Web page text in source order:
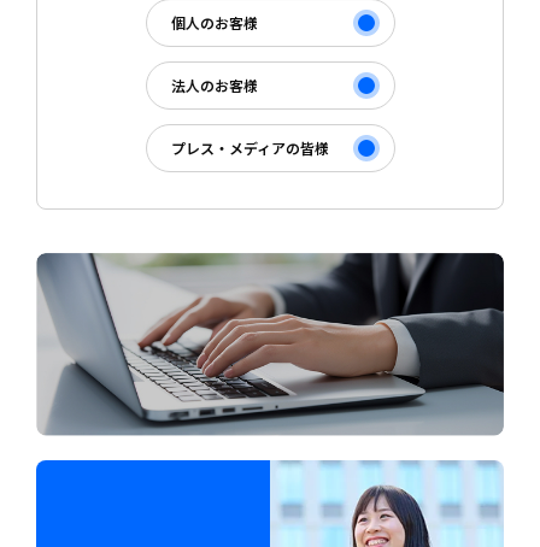
Download
個人のお客様
法人のお客様
プレス・メディアの皆様